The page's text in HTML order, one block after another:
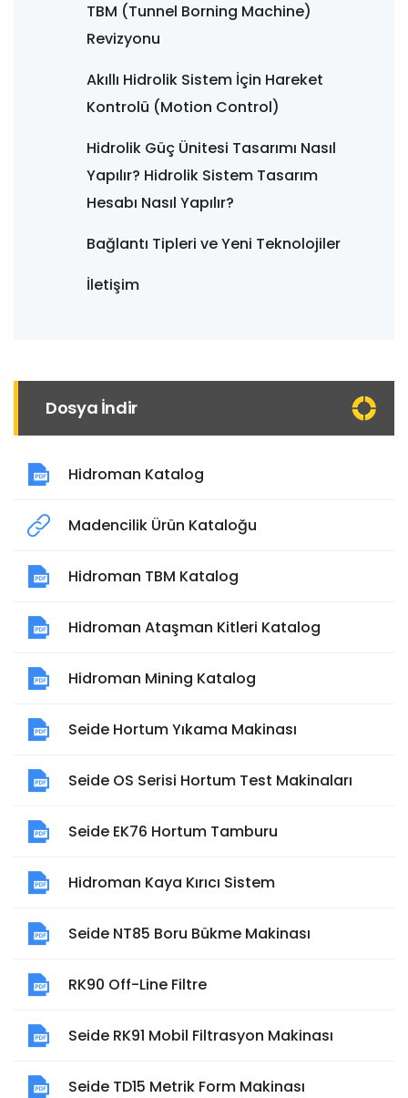
TBM (Tunnel Borning Machine)
Revizyonu
Akıllı Hidrolik Sistem İçin Hareket
Kontrolü (Motion Control)
Hidrolik Güç Ünitesi Tasarımı Nasıl
Yapılır? Hidrolik Sistem Tasarım
Hesabı Nasıl Yapılır?
Bağlantı Tipleri ve Yeni Teknolojiler
İletişim
Dosya İndir
Hidroman Katalog
Madencilik Ürün Kataloğu
Hidroman TBM Katalog
Hidroman Ataşman Kitleri Katalog
Hidroman Mining Katalog
Seide Hortum Yıkama Makinası
Seide OS Serisi Hortum Test Makinaları
Seide EK76 Hortum Tamburu
Hidroman Kaya Kırıcı Sistem
Seide NT85 Boru Bükme Makinası
RK90 Off-Line Filtre
Seide RK91 Mobil Filtrasyon Makinası
Seide TD15 Metrik Form Makinası